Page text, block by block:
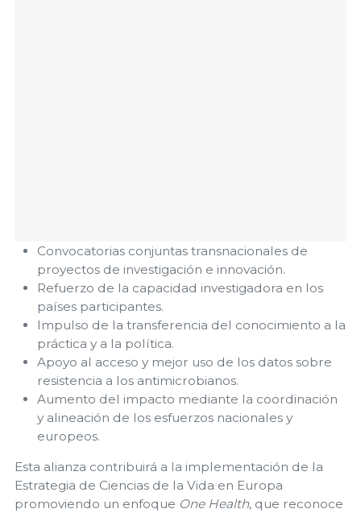
Convocatorias conjuntas transnacionales de
proyectos de investigación e innovación.
Refuerzo de la capacidad investigadora en los
países participantes.
Impulso de la transferencia del conocimiento a la
práctica y a la política.
Apoyo al acceso y mejor uso de los datos sobre
resistencia a los antimicrobianos.
Aumento del impacto mediante la coordinación
y alineación de los esfuerzos nacionales y
europeos.
Esta alianza contribuirá a la implementación de la
Estrategia de Ciencias de la Vida en Europa
promoviendo un enfoque One Health, que reconoce